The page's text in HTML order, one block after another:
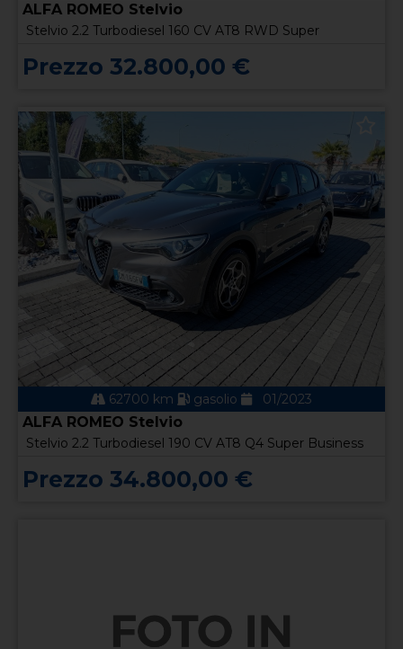
ALFA ROMEO Stelvio
Stelvio 2.2 Turbodiesel 160 CV AT8 RWD Super
Prezzo 32.800,00 €
62700 km gasolio 01/2023
ALFA ROMEO Stelvio
Stelvio 2.2 Turbodiesel 190 CV AT8 Q4 Super Business
Prezzo 34.800,00 €